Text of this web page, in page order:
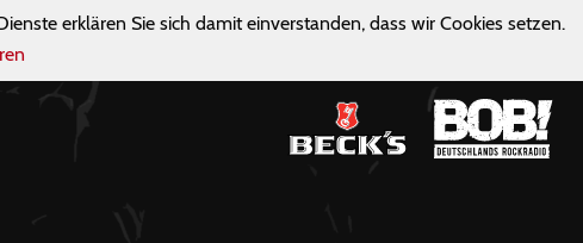
erklären Sie sich damit einverstanden, dass wir Cookies setzen.